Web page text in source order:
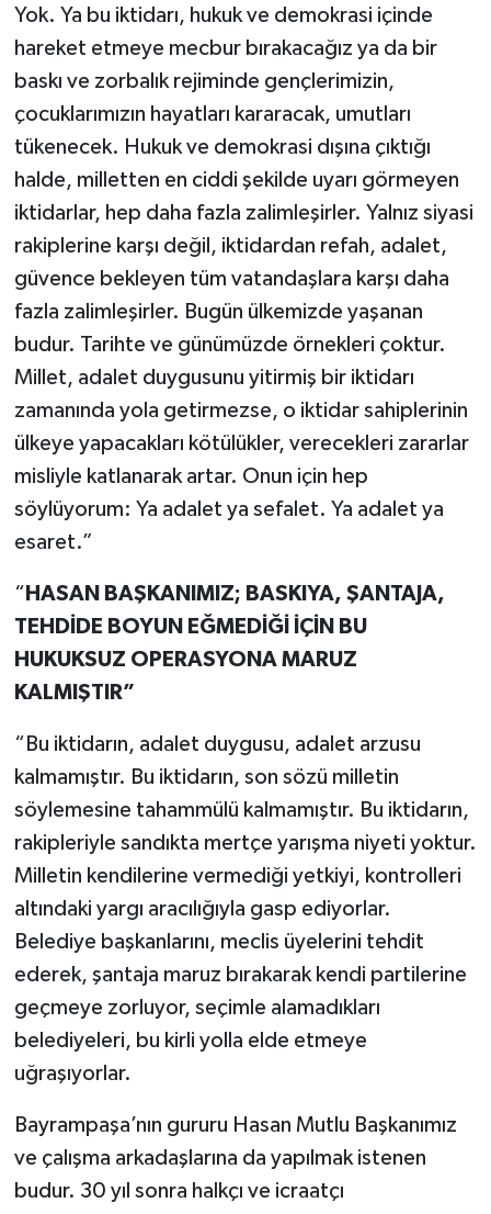
Yok. Ya bu iktidarı, hukuk ve demokrasi içinde
hareket etmeye mecbur bırakacağız ya da bir
baskı ve zorbalık rejiminde gençlerimizin,
çocuklarımızın hayatları kararacak, umutları
tükenecek. Hukuk ve demokrasi dışına çıktığı
halde, milletten en ciddi şekilde uyarı görmeyen
iktidarlar, hep daha fazla zalimleşirler. Yalnız siyasi
rakiplerine karşı değil, iktidardan refah, adalet,
güvence bekleyen tüm vatandaşlara karşı daha
fazla zalimleşirler. Bugün ülkemizde yaşanan
budur. Tarihte ve günümüzde örnekleri çoktur.
Millet, adalet duygusunu yitirmiş bir iktidarı
zamanında yola getirmezse, o iktidar sahiplerinin
ülkeye yapacakları kötülükler, verecekleri zararlar
misliyle katlanarak artar. Onun için hep
söylüyorum: Ya adalet ya sefalet. Ya adalet ya
esaret.”
“ HASAN BAŞKANIMIZ; BASKIYA, ŞANTAJA,
TEHDİDE BOYUN EĞMEDİĞİ İÇİN BU
HUKUKSUZ OPERASYONA MARUZ
KALMIŞTIR”
“Bu iktidarın, adalet duygusu, adalet arzusu
kalmamıştır. Bu iktidarın, son sözü milletin
söylemesine tahammülü kalmamıştır. Bu iktidarın,
rakipleriyle sandıkta mertçe yarışma niyeti yoktur.
Milletin kendilerine vermediği yetkiyi, kontrolleri
altındaki yargı aracılığıyla gasp ediyorlar.
Belediye başkanlarını, meclis üyelerini tehdit
ederek, şantaja maruz bırakarak kendi partilerine
geçmeye zorluyor, seçimle alamadıkları
belediyeleri, bu kirli yolla elde etmeye
uğraşıyorlar.
Bayrampaşa’nın gururu Hasan Mutlu Başkanımız
ve çalışma arkadaşlarına da yapılmak istenen
budur. 30 yıl sonra halkçı ve icraatçı